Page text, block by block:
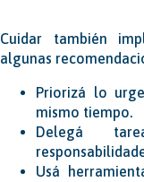
Cuidar también
algunas
Priorizá lo
mismo tiempo.
Delegá
Usá